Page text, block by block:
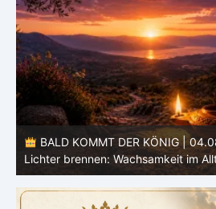
BALD KOMMT DER KÖNIG |
Lichter brennen: Wachsamkeit im